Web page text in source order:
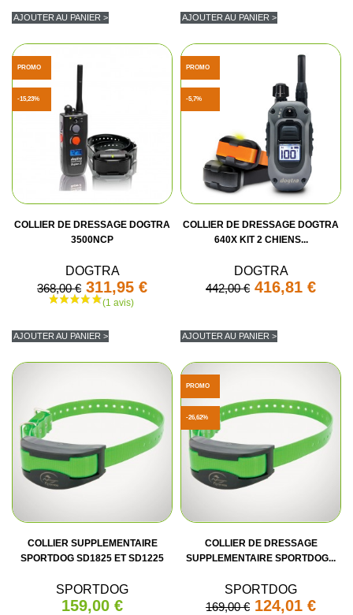
AJOUTER AU PANIER > AJOUTER AU PANIER >
COLLIER DE DRESSAGE DOGTRA
3500NCP
DOGTRA
368,00 € 311,95 €
AJOUTER AU PANIER >
PROMO
-15,23%
COLLIER DE DRESSAGE DOGTRA
640X KIT 2 CHIENS...
DOGTRA
442,00 € 416,81 €
AJOUTER AU PANIER >
PROMO
-5,7%
COLLIER SUPPLEMENTAIRE
SPORTDOG SD1825 ET SD1225
SPORTDOG
159,00 €
COLLIER DE DRESSAGE
SUPPLEMENTAIRE SPORTDOG...
SPORTDOG
169,00 € 124,01 €
PROMO
-26,62%